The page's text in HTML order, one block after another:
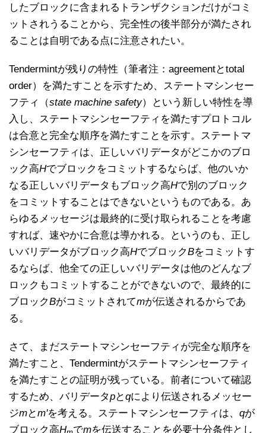
したブロックに含まれるトランザクションだけがコミ
ットされうることから、完全性の後半部分が満たされ
ることは自明である点に注意されたい。
Tendermintが残りの特性（筆者注：agreementとtotal
order）を満たすことを示すため、ステートマシンセー
フティ（state machine safety）という新しい特性を導
入し、ステートマシンセーフティを満たすプロトコル
は合意と完全な順序を満たすことを示す。ステートマ
シンセーフティは、正しいバリデータがどこかのブロ
ック高Hでブロックをコミットするならば、他のいか
なる正しいバリデータもブロック高Hで別のブロック
をコミットすることはできないというものである。あ
らゆるメッセージは最終的に受け取られることを考慮
すれば、速やかに合意は導かれる。というのも、正し
いバリデータがブロック高HでブロックBをコミットす
るならば、他全ての正しいバリデータは他のどんなブ
ロックもコミットすることができないので、最終的に
ブロックBがコミットされてmが伝送されるからであ
る。
さて、まだステートマシンセーフティが完全な順序を
満たすこと、Tendermintがステートマシンセーフティ
を満たすことの証明が残っている。前者について確認
するため、バリデータpとqにより伝送されるメッセー
ジmとm'を考える。ステートマシンセーフティは、 qが
ブロック高H でmを伝送することを必要十分条件とし